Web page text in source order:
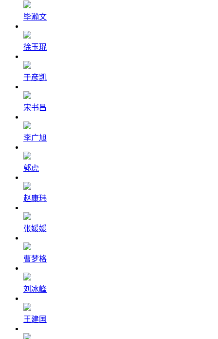
毕瀚文
徐玉琨
于彦凯
宋书昌
李广旭
郭虎
赵康玮
张媛媛
曹梦格
刘冰峰
王建国